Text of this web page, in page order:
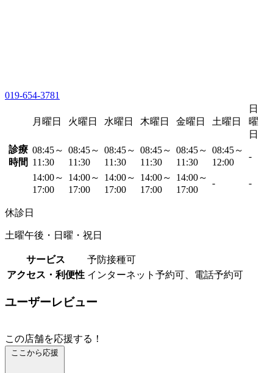
019-654-3781
月曜日 火曜日 水曜日 木曜日 金曜日 土曜日
日
曜
日
診療
時間
08:45～
11:30
08:45～
11:30
08:45～
11:30
08:45～
11:30
08:45～
11:30
08:45～
12:00
-
14:00～
17:00
14:00～
17:00
14:00～
17:00
14:00～
17:00
14:00～
17:00
- -
休診日
土曜午後・日曜・祝日
サービス
予防接種可
アクセス・利便性 インターネット予約可、電話予約可
ユーザーレビュー
この店舗を応援する！
ここから応援